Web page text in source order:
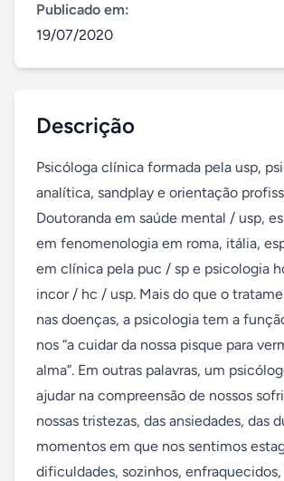
Publicado em:
19/07/2020
Descrição
Psicóloga clínica formada pela usp,
analítica, sandplay e orientação
Doutoranda em saúde mental / usp,
em fenomenologia em roma, itália,
em clínica pela puc / sp e psicologia
incor / hc / usp. Mais do que o
nas doenças, a psicologia tem a
nos “a cuidar da nossa pisque para
alma”. Em outras palavras, um
ajudar na compreensão de nossos
nossas tristezas, das ansiedades, das
momentos em que nos sentimos
dificuldades, sozinhos,